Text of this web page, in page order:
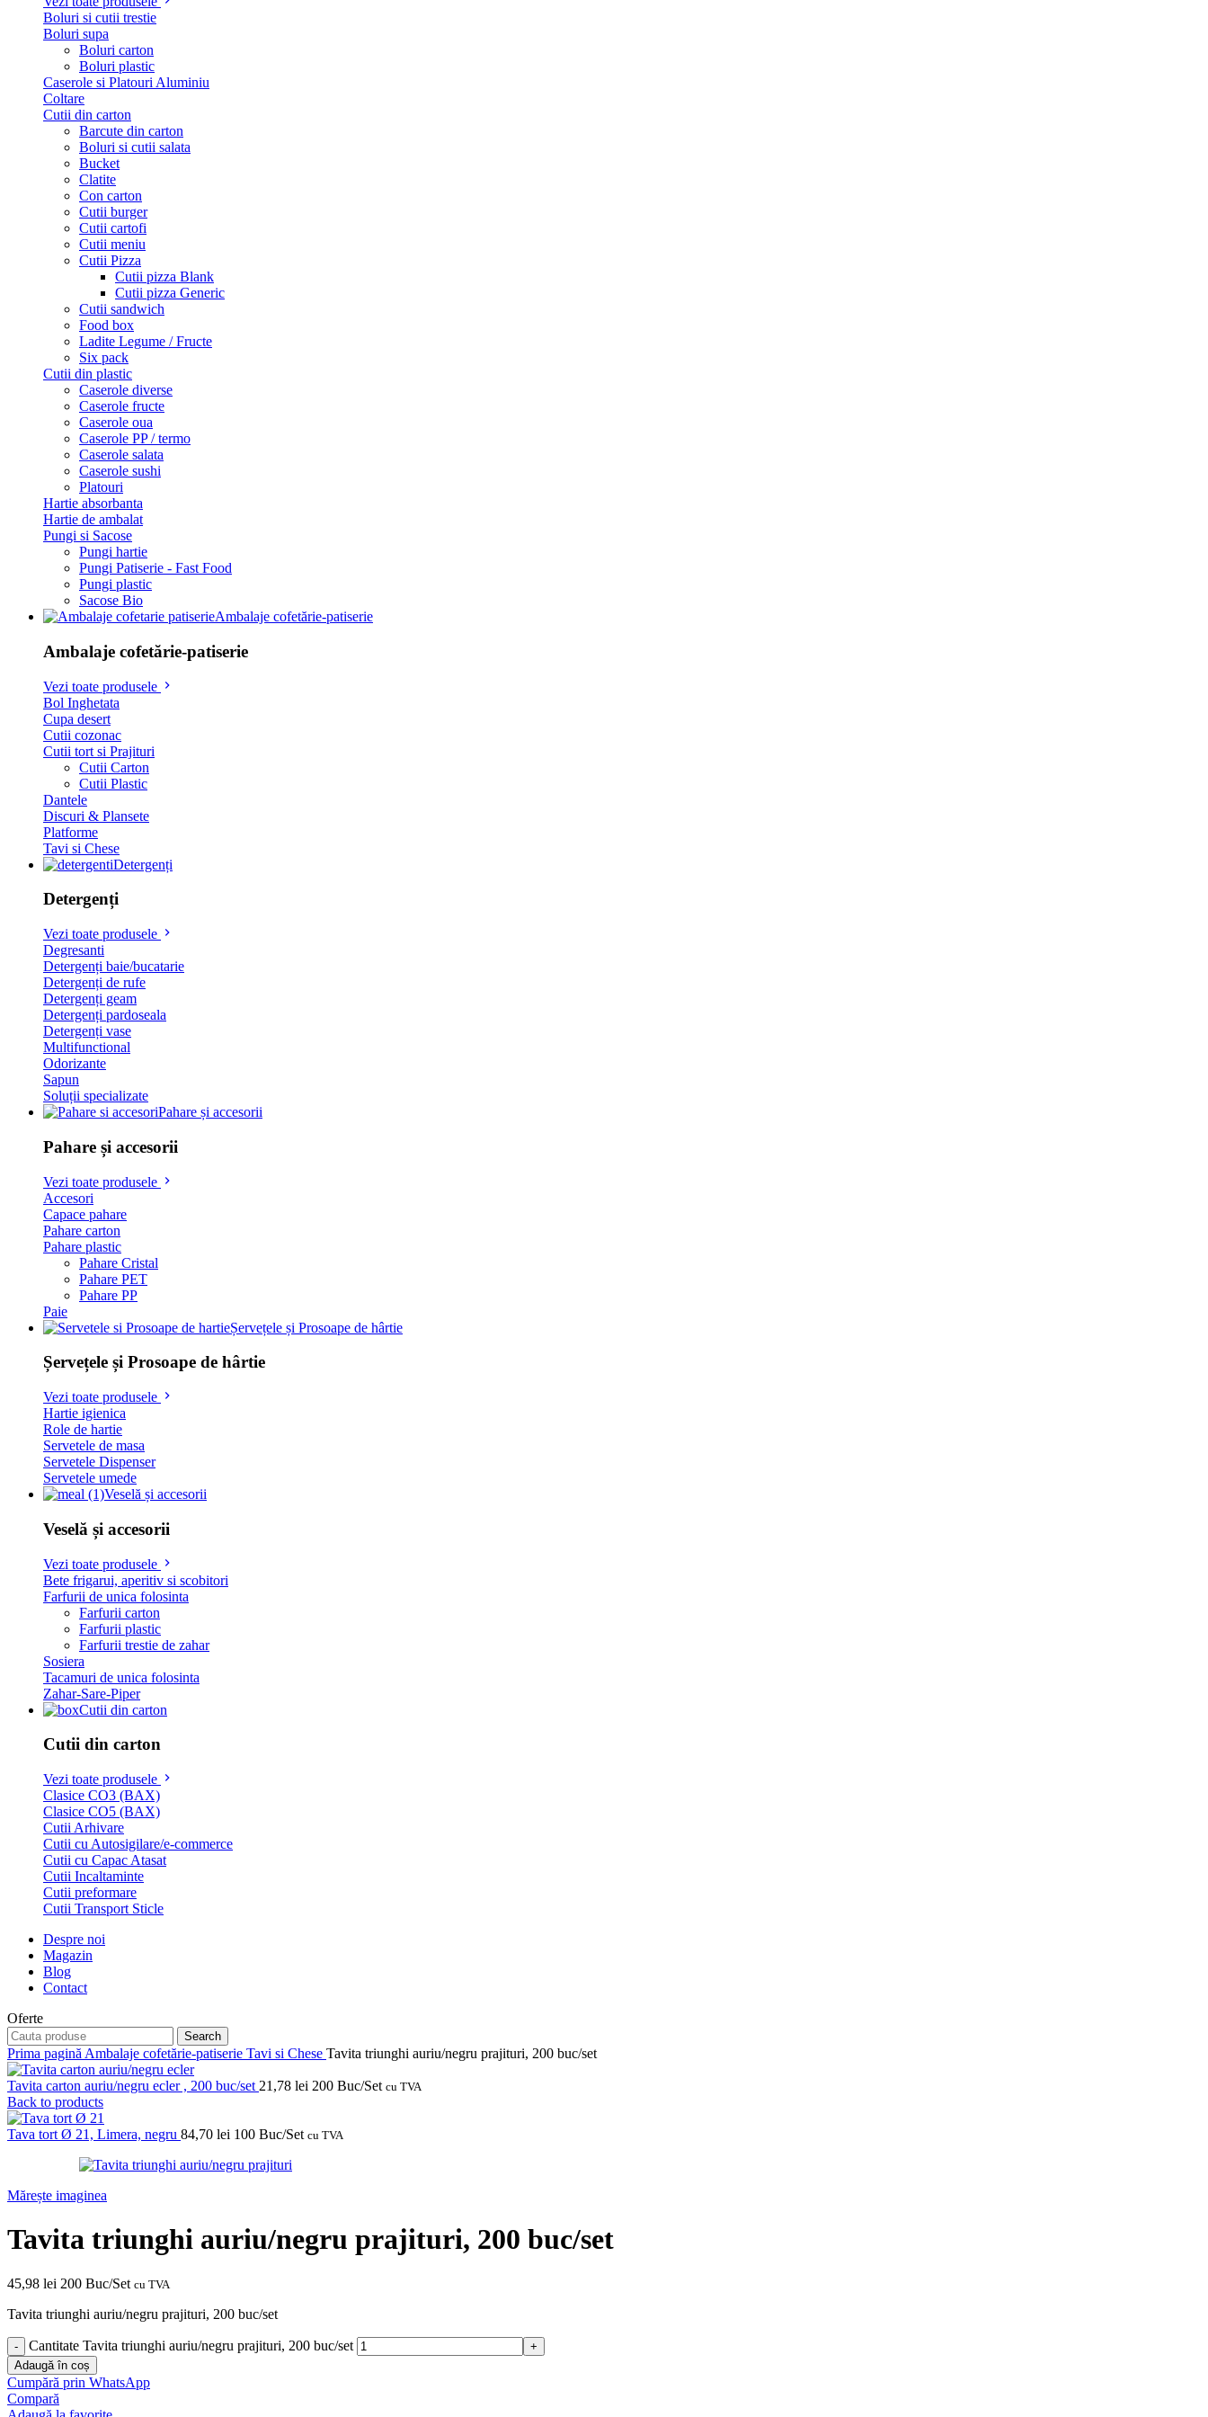
Boluri si cutii trestie
Boluri supa
Boluri carton
Boluri plastic
Caserole si Platouri Aluminiu
Coltare
Cutii din carton
Barcute din carton
Boluri si cutii salata
Bucket
Clatite
Con carton
Cutii burger
Cutii cartofi
Cutii meniu
Cutii Pizza
Cutii pizza Blank
Cutii pizza Generic
Cutii sandwich
Food box
Ladite Legume / Fructe
Six pack
Cutii din plastic
Caserole diverse
Caserole fructe
Caserole oua
Caserole PP / termo
Caserole salata
Caserole sushi
Platouri
Hartie absorbanta
Hartie de ambalat
Pungi si Sacose
Pungi hartie
Pungi Patiserie - Fast Food
Pungi plastic
Sacose Bio
Ambalaje cofetărie-patiserie
Ambalaje cofetărie-patiserie
Vezi toate produsele
Bol Inghetata
Cupa desert
Cutii cozonac
Cutii tort si Prajituri
Cutii Carton
Cutii Plastic
Dantele
Discuri & Plansete
Platforme
Tavi si Chese
Detergenți
Detergenți
Vezi toate produsele
Degresanti
Detergenți baie/bucatarie
Detergenți de rufe
Detergenți geam
Detergenți pardoseala
Detergenți vase
Multifunctional
Odorizante
Sapun
Soluții specializate
Pahare și accesorii
Pahare și accesorii
Vezi toate produsele
Accesori
Capace pahare
Pahare carton
Pahare plastic
Pahare Cristal
Pahare PET
Pahare PP
Paie
Șervețele și Prosoape de hârtie
Șervețele și Prosoape de hârtie
Vezi toate produsele
Hartie igienica
Role de hartie
Servetele de masa
Servetele Dispenser
Servetele umede
Veselă și accesorii
Veselă și accesorii
Vezi toate produsele
Bete frigarui, aperitiv si scobitori
Farfurii de unica folosinta
Farfurii carton
Farfurii plastic
Farfurii trestie de zahar
Sosiera
Tacamuri de unica folosinta
Zahar-Sare-Piper
Cutii din carton
Cutii din carton
Vezi toate produsele
Clasice CO3 (BAX)
Clasice CO5 (BAX)
Cutii Arhivare
Cutii cu Autosigilare/e-commerce
Cutii cu Capac Atasat
Cutii Incaltaminte
Cutii preformare
Cutii Transport Sticle
Despre noi
Magazin
Blog
Contact
Oferte
Search
Prima pagină Ambalaje cofetărie-patiserie Tavi si Chese Tavita triunghi auriu/negru prajituri, 200 buc/set
Tavita carton auriu/negru ecler , 200 buc/set 21,78 lei 200 Buc/Set cu TVA
Back to products
Tava tort Ø 21, Limera, negru 84,70 lei 100 Buc/Set cu TVA
Mărește imaginea
Tavita triunghi auriu/negru prajituri, 200 buc/set
45,98 lei 200 Buc/Set cu TVA
Tavita triunghi auriu/negru prajituri, 200 buc/set
Cantitate Tavita triunghi auriu/negru prajituri, 200 buc/set
Adaugă în coș
Cumpără prin WhatsApp
Compară